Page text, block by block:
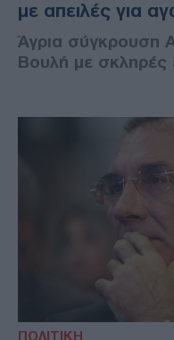
με απειλές για
Άγρια σύγκρουση
Βουλή με σκληρές
ΠΟΛΙΤΙΚΗ